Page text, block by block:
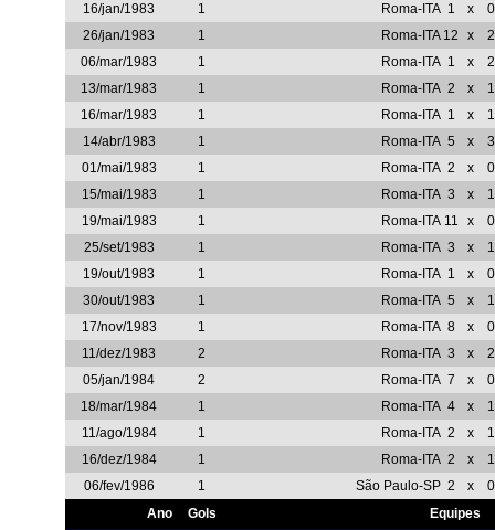
16/jan/1983
1 Roma-ITA 1 x
0
26/jan/1983
1 Roma-ITA 12 x
2
06/mar/1983
1 Roma-ITA 1 x
2
13/mar/1983
1 Roma-ITA 2 x
1
16/mar/1983
1 Roma-ITA 1 x
1
14/abr/1983
1 Roma-ITA 5 x
3
01/mai/1983
1 Roma-ITA 2 x
0
15/mai/1983
1 Roma-ITA 3 x
1
19/mai/1983
1 Roma-ITA 11 x
0
25/set/1983
1 Roma-ITA 3 x
1
19/out/1983
1 Roma-ITA 1 x
0
30/out/1983
1 Roma-ITA 5 x
1
17/nov/1983
1 Roma-ITA 8 x
0
11/dez/1983
2 Roma-ITA 3 x
2
05/jan/1984
2 Roma-ITA 7 x
0
18/mar/1984
1 Roma-ITA 4 x
1
11/ago/1984
1 Roma-ITA 2 x
1
16/dez/1984
1 Roma-ITA 2 x
1
06/fev/1986
1 São Paulo-SP 2 x
0
Ano
Gols Equipes